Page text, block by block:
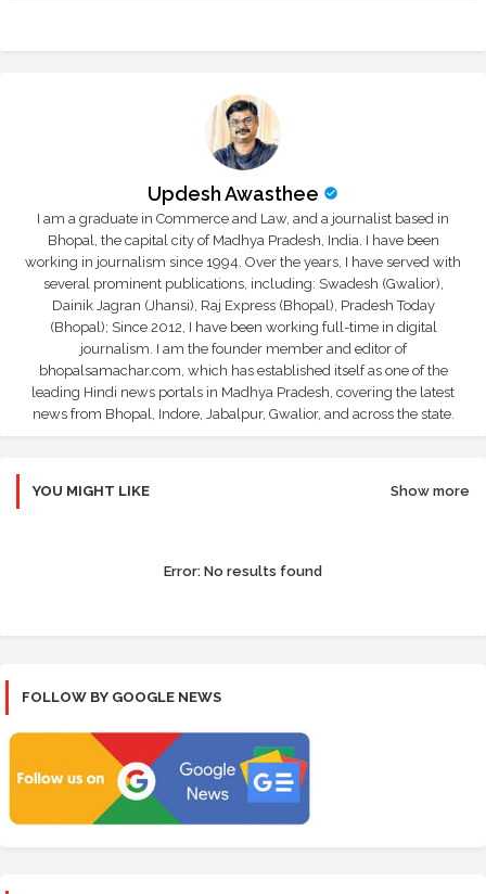
Updesh Awasthee
I am a graduate in Commerce and Law, and a journalist based in
Bhopal, the capital city of Madhya Pradesh, India. I have been
working in journalism since 1994. Over the years, I have served with
several prominent publications, including: Swadesh (Gwalior),
Dainik Jagran (Jhansi), Raj Express (Bhopal), Pradesh Today
(Bhopal); Since 2012, I have been working full-time in digital
journalism. I am the founder member and editor of
bhopalsamachar.com, which has established itself as one of the
leading Hindi news portals in Madhya Pradesh, covering the latest
news from Bhopal, Indore, Jabalpur, Gwalior, and across the state.
YOU MIGHT LIKE Show more
Error: No results found
FOLLOW BY GOOGLE NEWS